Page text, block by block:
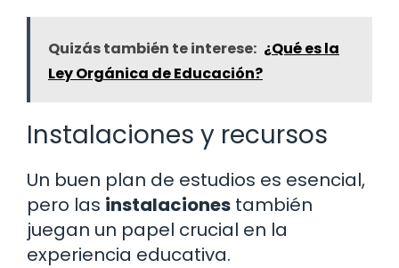
Quizás también te interese: ¿Qué es la
Ley Orgánica de Educación?
Instalaciones y recursos
Un buen plan de estudios es esencial,
pero las instalaciones también
juegan un papel crucial en la
experiencia educativa.